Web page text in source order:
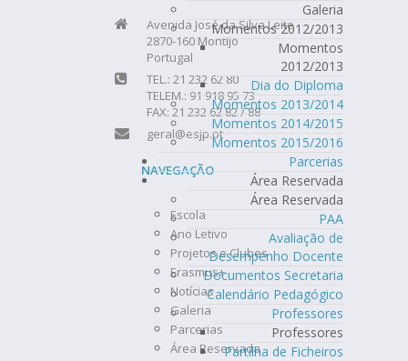
Galeria
Momentos 2012/2013
Momentos
2012/2013
Dia do Diploma
Momentos 2013/2014
Momentos 2014/2015
Momentos 2015/2016
Parcerias
Área Reservada
Área Reservada
PAA
Avaliação de
Desempenho Docente
Documentos Secretaria
Calendário Pedagógico
Professores
Professores
Partilha de Ficheiros
Avenida José da Silva Leite
2870-160 Montijo
Portugal
TEL.: 21 232 62 80
TELEM.: 91 918 95 73
FAX: 21 232 62 82 / 88
geral@esjp.pt
NAVEGAÇÃO
Escola
Ano Letivo
Projetos e Clubes
Erasmus+
Notícias
Galeria
Parcerias
Área Reservada